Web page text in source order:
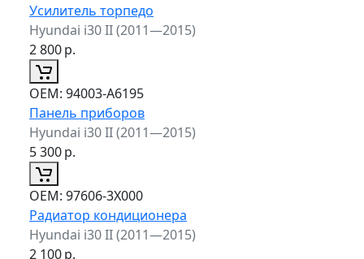
Усилитель торпедо
Hyundai i30 II (2011—2015)
2 800р.
ОЕМ: 94003-A6195
Панель приборов
Hyundai i30 II (2011—2015)
5 300р.
ОЕМ: 97606-3X000
Радиатор кондиционера
Hyundai i30 II (2011—2015)
2 100р.